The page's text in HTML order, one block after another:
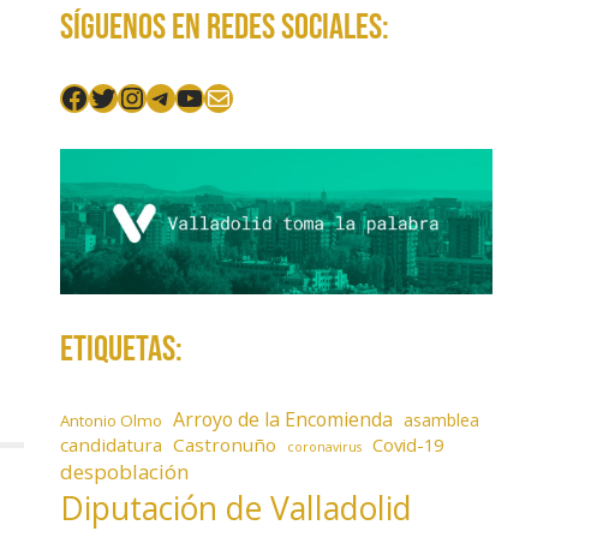
Síguenos en redes sociales:
Facebook
Twitter
Instagram
Telegram
YouTube
Mail
Etiquetas:
Antonio Olmo Arroyo de la Encomienda asamblea
candidatura Castronuño coronavirus Covid-19
despoblación
Diputación de Valladolid